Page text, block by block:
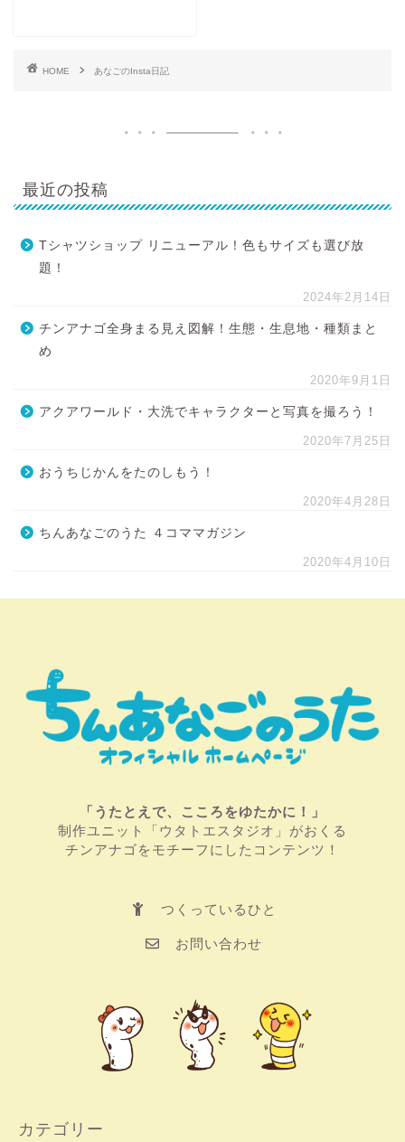
HOME あなごのInsta日記
最近の投稿
Tシャツショップ リニューアル！色もサイズも選び放
題！
2024年2月14日
チンアナゴ全身まる見え図解！生態・生息地・種類まと
め
2020年9月1日
アクアワールド・大洗でキャラクターと写真を撮ろう！
2020年7月25日
おうちじかんをたのしもう！
2020年4月28日
ちんあなごのうた ４コママガジン
2020年4月10日
「うたとえで、こころをゆたかに！」
制作ユニット「ウタトエスタジオ」がおくる
チンアナゴをモチーフにしたコンテンツ！
つくっているひと
お問い合わせ
カテゴリー